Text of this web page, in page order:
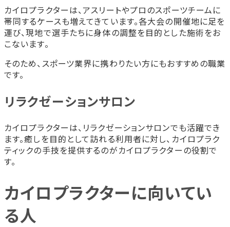
カイロプラクターは、アスリートやプロのスポーツチームに
帯同するケースも増えてきています。各大会の開催地に足を
運び、現地で選手たちに身体の調整を目的とした施術をお
こないます。
そのため、スポーツ業界に携わりたい方にもおすすめの職業
です。
リラクゼーションサロン
カイロプラクターは、リラクゼーションサロンでも活躍でき
ます。癒しを目的として訪れる利用者に対し、カイロプラク
ティックの手技を提供するのがカイロプラクターの役割で
す。
カイロプラクターに向いてい
る人